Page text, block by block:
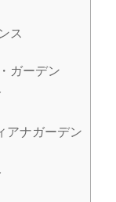
ス
ガーデン
アナガーデン